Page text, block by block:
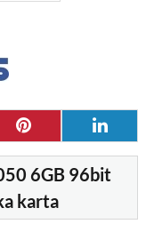
6GB 96bit
karta